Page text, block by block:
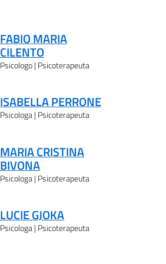
FABIO MARIA
CILENTO
Psicologo | Psicoterapeuta
ISABELLA PERRONE
Psicologa | Psicoterapeuta
MARIA CRISTINA
BIVONA
Psicologa | Psicoterapeuta
LUCIE GJOKA
Psicologa | Psicoterapeuta